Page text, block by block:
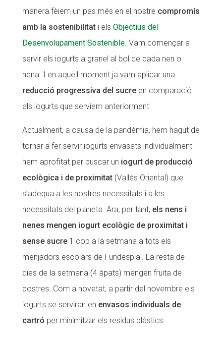
manera fèiem un pas més en el nostre compromís
amb la sostenibilitati els Objectius del
Desenvolupament Sostenible. Vam començar a
servir els iogurts a granel al bol de cada nen o
nena. I en aquell moment ja vam aplicar una
reducció progressiva del sucreen comparació
als iogurts que servíem anteriorment.
Actualment, a causa de la pandèmia, hem hagut de
tornar a fer servir iogurts envasats individualment i
hem aprofitat per buscar un iogurt de producció
ecològica i de proximitat(Vallès Oriental) que
s’adequa a les nostres necessitats i a les
necessitats del planeta. Ara, per tant, els nens i
nenes mengen iogurt ecològic de proximitat i
sense sucre1 cop a la setmana a tots els
menjadors escolars de Fundesplai. La resta de
dies de la setmana (4 àpats) mengen fruita de
postres. Com a novetat, a partir del novembre els
iogurts se serviran en envasos individuals de
cartró per minimitzar els residus plàstics.
CONEIX FUNDESPLAI
La Fundació
L'equip
Missió i valors
Els comptes clars
ACTUALITAT
Notícies
Diari de la Fundació
Fundesplai als mitjans
Xarxes socials
COL·LABORA
Fes voluntariat
Fes un donatiu